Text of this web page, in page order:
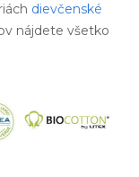
dievčenské
nájdete všetko